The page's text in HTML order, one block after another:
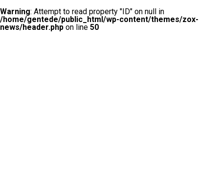
Warning: Attempt to read property "ID" on null in
/home/gentede/public_html/wp-content/themes/zox-
news/header.php on line 50